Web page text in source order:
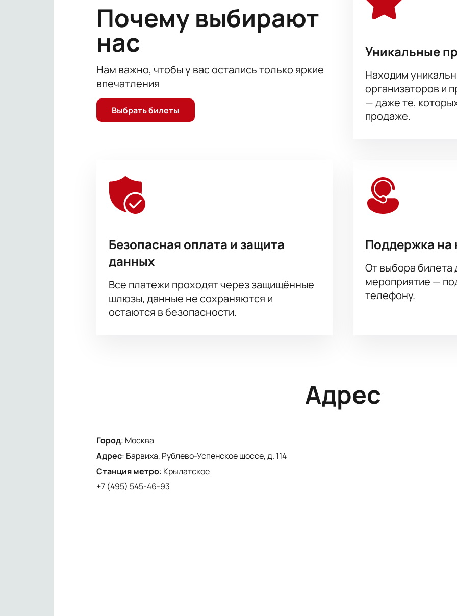
Почему выбирают
нас
Нам важно, чтобы у вас остались только яркие
впечатления
Выбрать билеты
Уникальные
Находим
организаторов и
— даже те,
продаже.
Безопасная оплата и защита
данных
Все платежи проходят через защищённые
шлюзы, данные не сохраняются и
остаются в безопасности.
Поддержка на
От выбора билета
мероприятие —
телефону.
Адрес
Город: Москва
Адрес: Барвиха, Рублево-Успенское шоссе, д. 114
Станция метро: Крылатское
+7 (495) 545-46-93